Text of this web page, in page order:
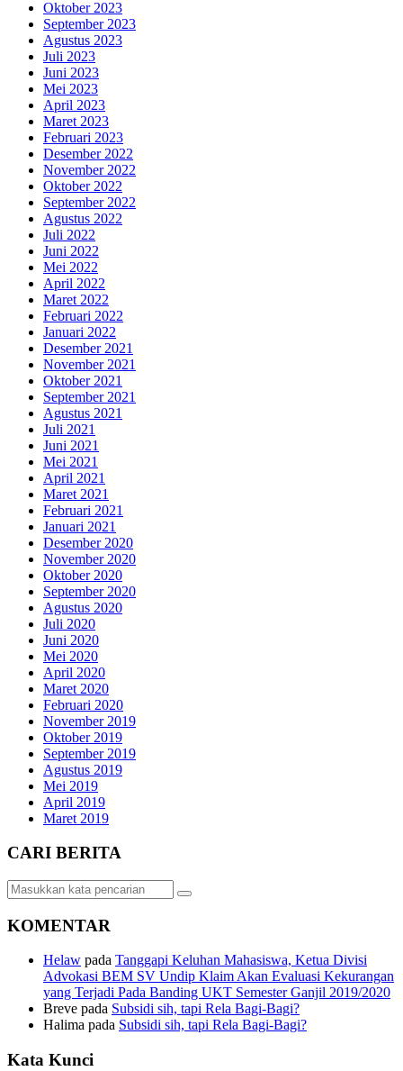
Oktober 2023
September 2023
Agustus 2023
Juli 2023
Juni 2023
Mei 2023
April 2023
Maret 2023
Februari 2023
Desember 2022
November 2022
Oktober 2022
September 2022
Agustus 2022
Juli 2022
Juni 2022
Mei 2022
April 2022
Maret 2022
Februari 2022
Januari 2022
Desember 2021
November 2021
Oktober 2021
September 2021
Agustus 2021
Juli 2021
Juni 2021
Mei 2021
April 2021
Maret 2021
Februari 2021
Januari 2021
Desember 2020
November 2020
Oktober 2020
September 2020
Agustus 2020
Juli 2020
Juni 2020
Mei 2020
April 2020
Maret 2020
Februari 2020
November 2019
Oktober 2019
September 2019
Agustus 2019
Mei 2019
April 2019
Maret 2019
CARI BERITA
KOMENTAR
Helaw pada Tanggapi Keluhan Mahasiswa, Ketua Divisi
Advokasi BEM SV Undip Klaim Akan Evaluasi Kekurangan
yang Terjadi Pada Banding UKT Semester Ganjil 2019/2020
Breve pada Subsidi sih, tapi Rela Bagi-Bagi?
Halima pada Subsidi sih, tapi Rela Bagi-Bagi?
Kata Kunci